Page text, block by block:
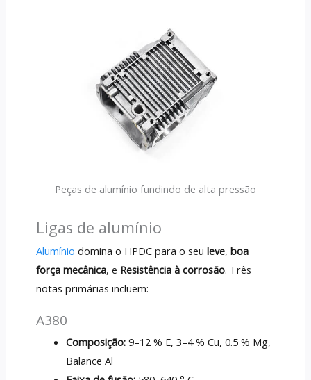
Peças de alumínio fundindo de alta pressão
Ligas de alumínio
Alumínio domina o HPDC para o seu leve, boa
força mecânica, e Resistência à corrosão. Três
notas primárias incluem:
A380
Composição: 9–12 % E, 3–4 % Cu, 0.5 % Mg,
Balance Al